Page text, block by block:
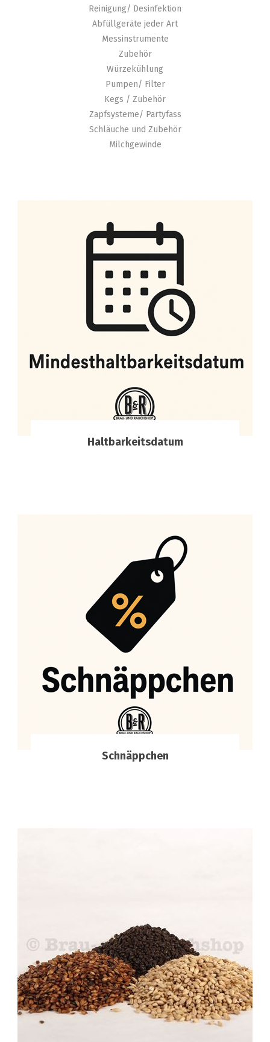
Reinigung/ Desinfektion
Abfüllgeräte jeder Art
Messinstrumente
Zubehör
Würzekühlung
Pumpen/ Filter
Kegs / Zubehör
Zapfsysteme/ Partyfass
Schläuche und Zubehör
Milchgewinde
Haltbarkeitsdatum
Schnäppchen